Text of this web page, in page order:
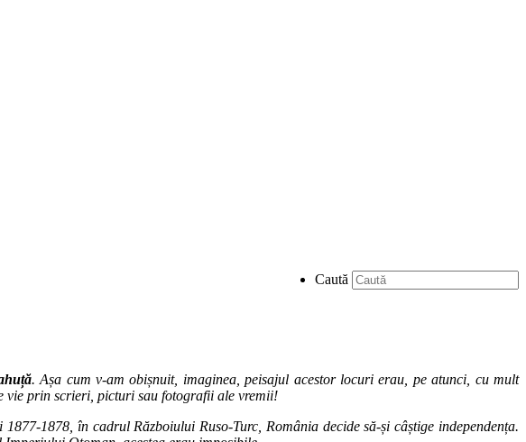
Caută
. Așa cum v-am obișnuit, imaginea, peisajul acestor locuri erau, pe atunci, cu mult
vie prin scrieri, picturi sau fotografii ale vremii!
1878, în cadrul Războiului Ruso-Turc, România decide să-și câștige independența.